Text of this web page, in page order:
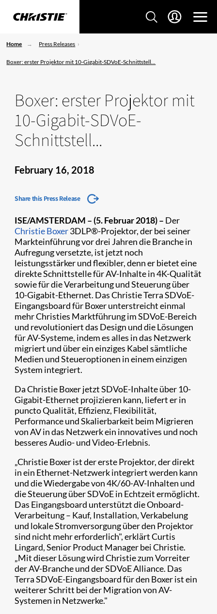
Home Press Releases
Boxer: erster Projektor mit 10-Gigabit-SDVoE-Schnittstell...
Boxer: erster Projektor mit
10-Gigabit-SDVoE-
Schnittstell...
February 16, 2018
Share this Press Release
ISE/AMSTERDAM – (5. Februar 2018)– Der
ChristieBoxer3DLP®-Projektor, der bei seiner
Markteinführung vor drei Jahren die Branche in
Aufregung versetzte, ist jetzt noch
leistungsstärker und flexibler, denn er bietet eine
direkte Schnittstelle für AV-Inhalte in 4K-Qualität
sowie für die Verarbeitung und Steuerung über
10-Gigabit-Ethernet. Das Christie Terra SDVoE-
Eingangsboard für Boxer unterstreicht einmal
mehr Christies Marktführung im SDVoE-Bereich
und revolutioniert das Design und die Lösungen
für AV-Systeme, indem es alles in das Netzwerk
migriert und über ein einziges Kabel sämtliche
Medien und Steueroptionen in einem einzigen
System integriert.
Da Christie Boxer jetzt SDVoE-Inhalte über 10-
Gigabit-Ethernet projizieren kann, liefert er in
puncto Qualität, Effizienz, Flexibilität,
Performance und Skalierbarkeit beim Migrieren
von AV in das Netzwerk ein innovatives und noch
besseres Audio- und Video-Erlebnis.
„Christie Boxer ist der erste Projektor, der direkt
in ein Ethernet-Netzwerk integriert werden kann
und die Wiedergabe von 4K/60-AV-Inhalten und
die Steuerung über SDVoE in Echtzeit ermöglicht.
Das Eingangsboard unterstützt die Onboard-
Verarbeitung – Kauf, Installation, Verkabelung
und lokale Stromversorgung über den Projektor
sind nicht mehr erforderlich", erklärt Curtis
Lingard, Senior Product Manager bei Christie.
„Mit dieser Lösung wird Christie zum Vorreiter
der AV-Branche und der SDVoE Alliance. Das
Terra SDVoE-Eingangsboard für den Boxer ist ein
weiterer Schritt bei der Migration von AV-
Systemen in Netzwerke."